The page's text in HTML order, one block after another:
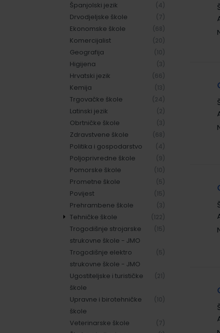
Španjolski jezik (4)
Drvodjeljske škole (7)
Ekonomske škole (68)
Komercijalist (20)
Geografija (10)
Higijena (3)
Hrvatski jezik (66)
Kemija (13)
Trgovačke škole (24)
Latinski jezik (2)
Obrtničke škole (3)
Zdravstvene škole (68)
Politika i gospodarstvo (4)
Poljoprivredne škole (9)
Pomorske škole (10)
Prometne škole (5)
Povijest (15)
Prehrambene škole (3)
Tehničke škole (122)
područje
elektrotehnike
(78)
područje strojarstva (41)
područje graditeljstva
Trogodišnje strojarske
strukovne škole - JMO
(15)
Trogodišnje elektro
strukovne škole - JMO
(5)
Ugostiteljske i turističke
škole
(21)
Upravne i birotehničke
škole
(10)
Veterinarske škole (7)